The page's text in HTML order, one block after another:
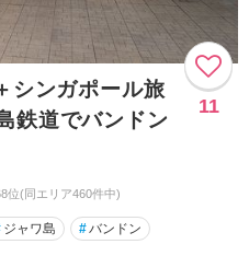
シンガポール旅
鉄道でバンドン
11
位(同エリア460件中)
ジャワ島 #バンドン